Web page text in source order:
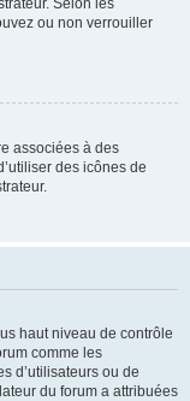
Selon les
ou non verrouiller
associées à des
des icônes de
haut niveau de contrôle
comme les
d’utilisateurs ou de
du forum a attribuées